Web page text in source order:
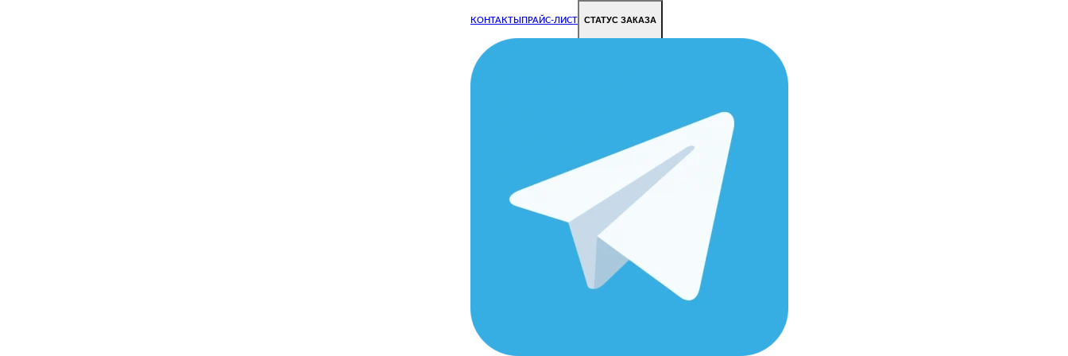
КОНТАКТЫ ПРАЙС-ЛИСТ СТАТУС ЗАКАЗА
Чиним все недорого и быстро
Чтобы Ваша техника работала исправно.
Цены на ремонт стали дешевле!